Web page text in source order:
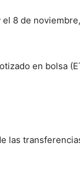
8 de
en bolsa
las